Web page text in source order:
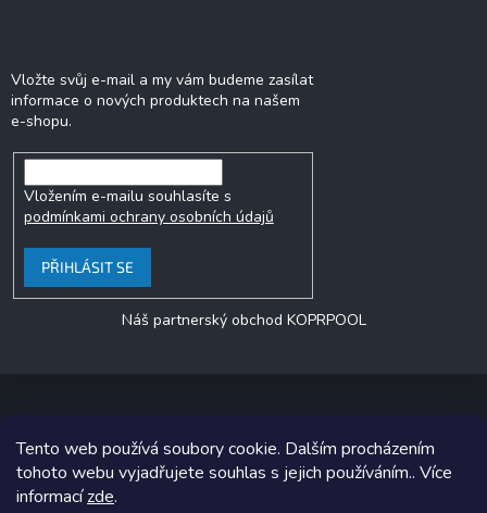
Tento web používá soubory cookie. Dalším procházením
tohoto webu vyjadřujete souhlas s jejich používáním.. Více
informacízde.
Vložte svůj e-mail a my vám budeme zasílat
informace o nových produktech na našem
e-shopu.
Vložením e-mailu souhlasíte s
podmínkami ochrany osobních údajů
PŘIHLÁSIT SE
Náš partnerský obchod KOPRPOOL
Copyright 2026jezero.cz. Všechna práva vyhrazena.
Grafický návrh vytvořil a na Shoptet implementoval